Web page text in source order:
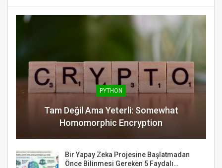
PYTHON
Tam Değil Ama Yeterli: Somewhat
Homomorphic Encryption
Bir Yapay Zeka Projesine Başlatmadan
Önce Bilinmesi Gereken 5 Faydalı…